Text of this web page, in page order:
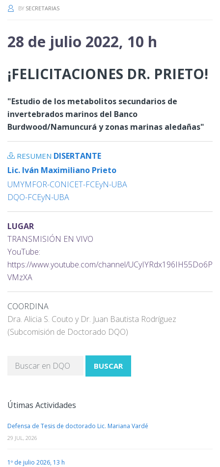
BY SECRETARIAS
28 de julio 2022, 10 h
¡FELICITACIONES DR. PRIETO!
"Estudio de los metabolitos secundarios de
invertebrados marinos del Banco
Burdwood/Namuncurá y zonas marinas aledañas"
RESUMEN DISERTANTE
Lic. Iván Maximiliano Prieto
UMYMFOR-CONICET-FCEyN-UBA
DQO-FCEyN-UBA
LUGAR
TRANSMISIÓN EN VIVO
YouTube:
https://www.youtube.com/channel/UCyIYRdx196IH55Do6P
VMzXA
COORDINA
Dra. Alicia S. Couto y Dr. Juan Bautista Rodríguez
(Subcomisión de Doctorado DQO)
BUSCAR
Útimas Actividades
Defensa de Tesis de doctorado Lic. Mariana Vardé
29 JUL, 2026
1º de julio 2026, 13 h